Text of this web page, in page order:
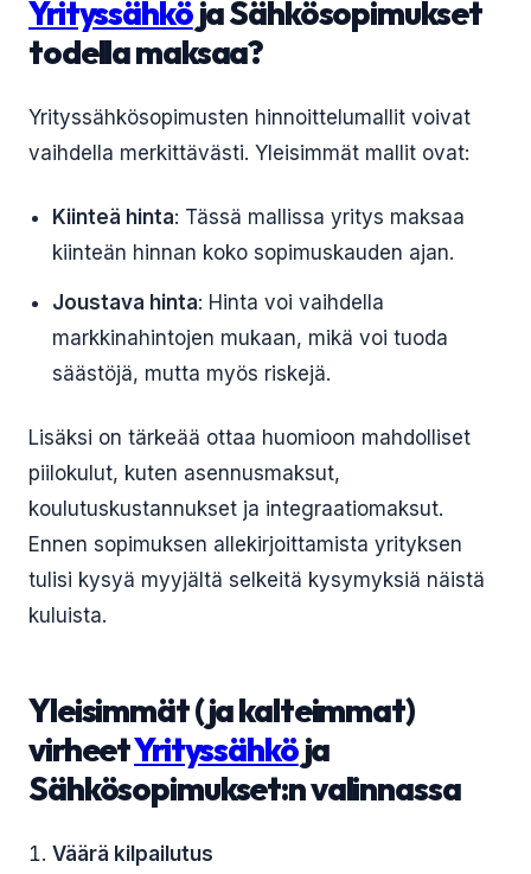
Yrityssähköja Sähkösopimukset
todella maksaa?
Yrityssähkösopimusten hinnoittelumallit voivat
vaihdella merkittävästi. Yleisimmät mallit ovat:
Kiinteä hinta: Tässä mallissa yritys maksaa
kiinteän hinnan koko sopimuskauden ajan.
Joustava hinta: Hinta voi vaihdella
markkinahintojen mukaan, mikä voi tuoda
säästöjä, mutta myös riskejä.
Lisäksi on tärkeää ottaa huomioon mahdolliset
piilokulut, kuten asennusmaksut,
koulutuskustannukset ja integraatiomaksut.
Ennen sopimuksen allekirjoittamista yrityksen
tulisi kysyä myyjältä selkeitä kysymyksiä näistä
kuluista.
Yleisimmät (ja kalteimmat)
virheetYrityssähköja
Sähkösopimukset:n valinnassa
Väärä kilpailutus